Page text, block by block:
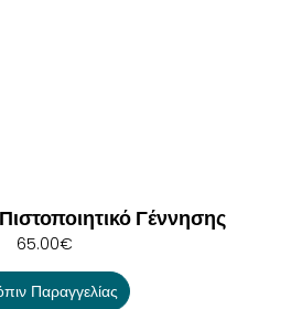
Γέννησης
65.00€
Παραγγελίας